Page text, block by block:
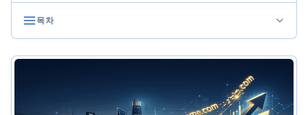
목차
중국 만료 도메인이 주목할 가치가 있는 이유